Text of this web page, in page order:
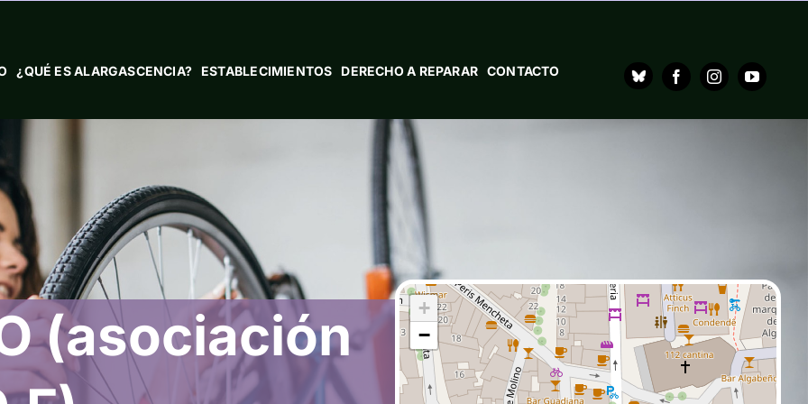
¿QUÉ ES ALARGASCENCIA? ESTABLECIMIENTOS DERECHO A REPARAR CONTACTO
(asociación
+
−